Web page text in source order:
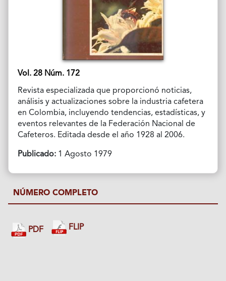
Vol. 28 Núm. 172
Revista especializada que proporcionó noticias,
análisis y actualizaciones sobre la industria cafetera
en Colombia, incluyendo tendencias, estadísticas, y
eventos relevantes de la Federación Nacional de
Cafeteros. Editada desde el año 1928 al 2006.
Publicado:1 Agosto 1979
NÚMERO COMPLETO
PDF FLIP